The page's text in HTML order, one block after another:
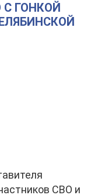
ГОНКОЙ
СВО и